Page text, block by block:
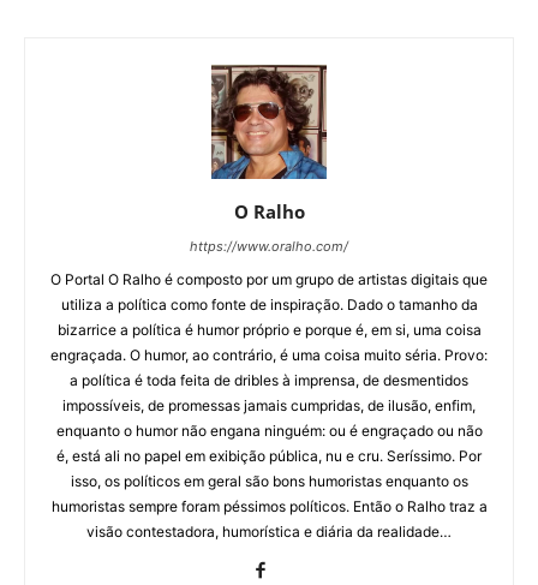
O Ralho
https://www.oralho.com/
O Portal O Ralho é composto por um grupo de artistas digitais que
utiliza a política como fonte de inspiração. Dado o tamanho da
bizarrice a política é humor próprio e porque é, em si, uma coisa
engraçada. O humor, ao contrário, é uma coisa muito séria. Provo:
a política é toda feita de dribles à imprensa, de desmentidos
impossíveis, de promessas jamais cumpridas, de ilusão, enfim,
enquanto o humor não engana ninguém: ou é engraçado ou não
é, está ali no papel em exibição pública, nu e cru. Seríssimo. Por
isso, os políticos em geral são bons humoristas enquanto os
humoristas sempre foram péssimos políticos. Então o Ralho traz a
visão contestadora, humorística e diária da realidade…